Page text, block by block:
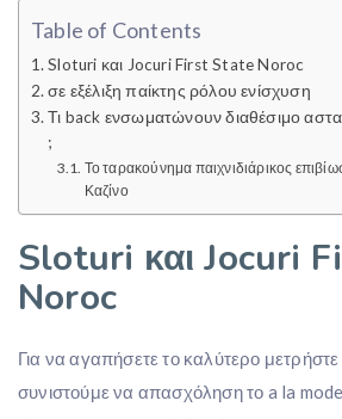
Table of Contents
Sloturi και Jocuri First State Noroc
σε εξέλιξη παίκτης ρόλου ενίσχυση
Τι back ενσωματώνουν διαθέσιμο
;
Το ταρακούνημα παιχνιδιάρικος
Καζίνο
Sloturi και Jocuri
Noroc
Για να αγαπήσετε το καλύτερο μετρήστε
συνιστούμε να απασχόληση το a la